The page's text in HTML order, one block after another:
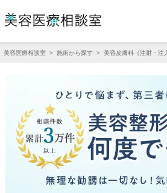
美容医療相談室 > 施術から探す > 美容皮膚科（注射・注